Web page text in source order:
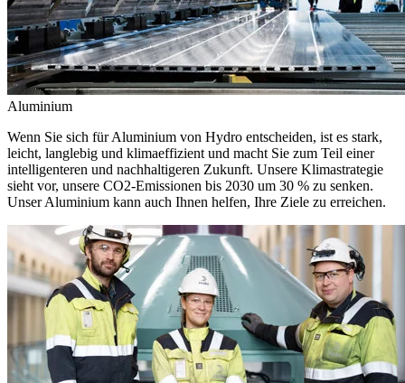
Aluminium
Wenn Sie sich für Aluminium von Hydro entscheiden, ist es stark,
leicht, langlebig und klimaeffizient und macht Sie zum Teil einer
intelligenteren und nachhaltigeren Zukunft. Unsere Klimastrategie
sieht vor, unsere CO2-Emissionen bis 2030 um 30 % zu senken.
Unser Aluminium kann auch Ihnen helfen, Ihre Ziele zu erreichen.